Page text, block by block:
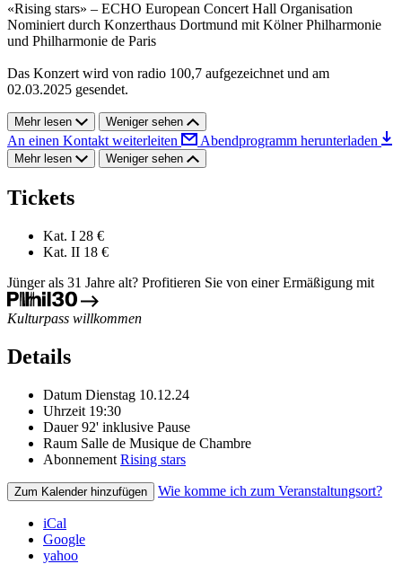
«Rising stars» – ECHO European Concert Hall Organisation
Nominiert durch Konzerthaus Dortmund mit Kölner Philharmonie
und Philharmonie de Paris
Das Konzert wird von radio 100,7 aufgezeichnet und am
02.03.2025 gesendet.
Mehr lesen Weniger sehen
An einen Kontakt weiterleiten Abendprogramm herunterladen
Mehr lesen Weniger sehen
Tickets
Kat. I 28 €
Kat. II 18 €
Jünger als 31 Jahre alt? Profitieren Sie von einer Ermäßigung mit
Kulturpass willkommen
Details
Datum Dienstag 10.12.24
Uhrzeit 19:30
Dauer 92' inklusive Pause
Raum Salle de Musique de Chambre
Abonnement Rising stars
Zum Kalender hinzufügen Wie komme ich zum Veranstaltungsort?
iCal
Google
yahoo